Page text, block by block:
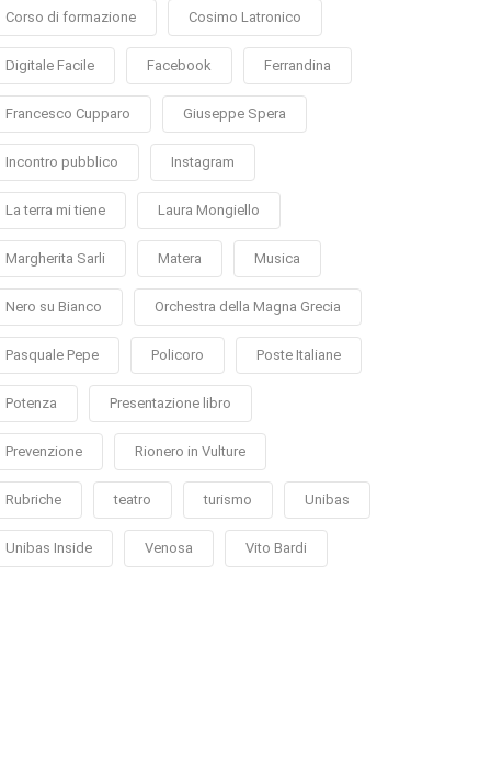
Corso di formazione Cosimo Latronico
Digitale Facile Facebook Ferrandina
Francesco Cupparo Giuseppe Spera
Incontro pubblico Instagram
La terra mi tiene Laura Mongiello
Margherita Sarli Matera Musica
Nero su Bianco Orchestra della Magna Grecia
Pasquale Pepe Policoro Poste Italiane
Potenza Presentazione libro
Prevenzione Rionero in Vulture
Rubriche teatro turismo Unibas
Unibas Inside Venosa Vito Bardi